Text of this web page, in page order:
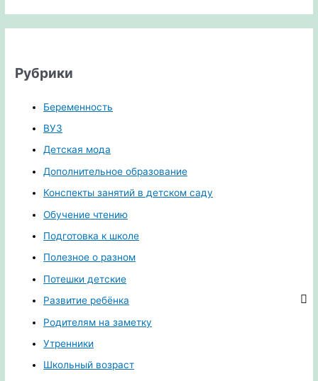
Рубрики
Беременность
ВУЗ
Детская мода
Дополнительное образование
Конспекты занятий в детском саду
Обучение чтению
Подготовка к школе
Полезное о разном
Потешки детские
Развитие ребёнка
Родителям на заметку
Утренники
Школьный возраст